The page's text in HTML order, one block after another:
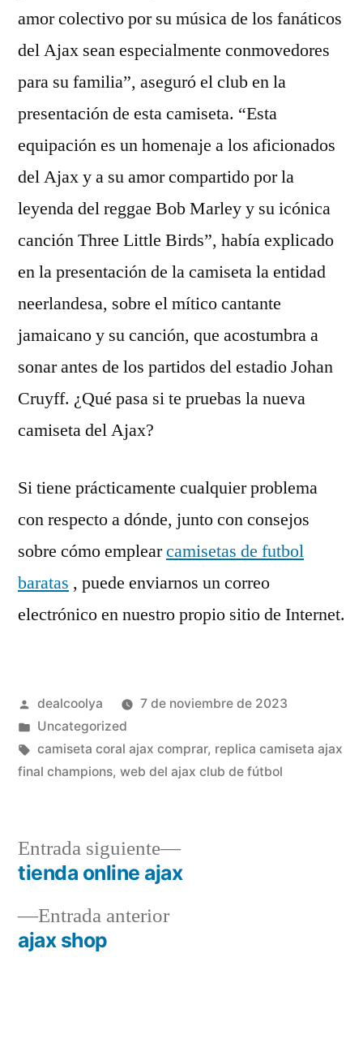
amor colectivo por su música de los fanáticos
del Ajax sean especialmente conmovedores
para su familia”, aseguró el club en la
presentación de esta camiseta. “Esta
equipación es un homenaje a los aficionados
del Ajax y a su amor compartido por la
leyenda del reggae Bob Marley y su icónica
canción Three Little Birds”, había explicado
en la presentación de la camiseta la entidad
neerlandesa, sobre el mítico cantante
jamaicano y su canción, que acostumbra a
sonar antes de los partidos del estadio Johan
Cruyff. ¿Qué pasa si te pruebas la nueva
camiseta del Ajax?
Si tiene prácticamente cualquier problema
con respecto a dónde, junto con consejos
sobre cómo emplearcamisetas de futbol
baratas , puede enviarnos un correo
electrónico en nuestro propio sitio de Internet.
Publicado
por
dealcoolya
7 de noviembre de 2023
Publicado
en
Uncategorized
Etiquetas:
camiseta coral ajax comprar, replica camiseta ajax
final champions, web del ajax club de fútbol
Navegación
de
entradas
Entrada anteriorEntrada
ajax shop
Entrada siguiente
Entrada
siguiente:
tienda online ajax